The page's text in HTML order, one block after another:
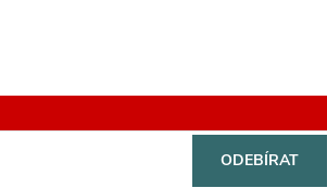
ODEBÍRAT